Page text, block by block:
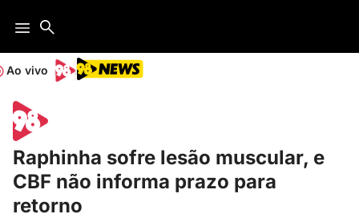
Ao vivo
Raphinha sofre lesão muscular, e
CBF não informa prazo para
retorno